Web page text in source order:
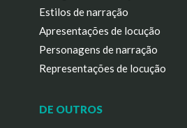
Estilos de narração
Apresentações de locução
Personagens de narração
Representações de locução
DE OUTROS